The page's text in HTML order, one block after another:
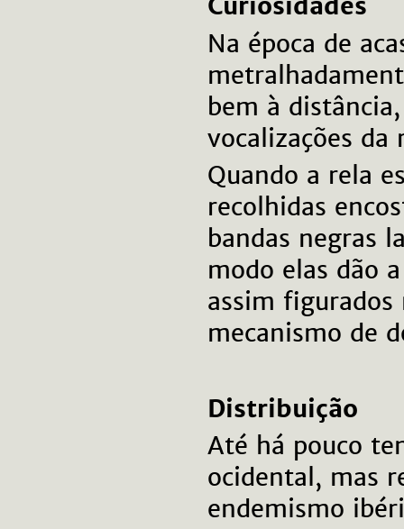
Na época de
bem à
vocalizações da
Quando a rela
recolhidas
bandas negras
modo elas dão
assim figurados
mecanismo de
Distribuição
Até há pouco
ocidental, mas
endemismo